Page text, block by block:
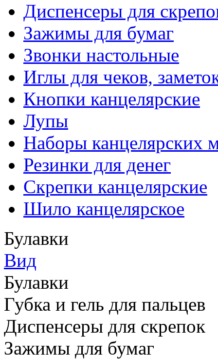
Диспенсеры для
Зажимы для бумаг
Звонки настольные
Иглы для чеков,
Кнопки канцелярские
Лупы
Наборы канцелярских
Резинки для денег
Скрепки канцелярские
Шило канцелярское
Булавки
Вид
Булавки
Губка и гель для пальцев
Диспенсеры для скрепок
Зажимы для бумаг